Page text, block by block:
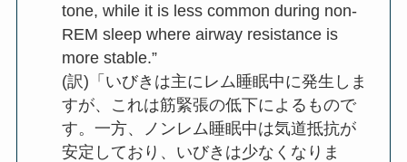
tone, while it is less common during non-
REM sleep where airway resistance is
more stable.”
(訳)「いびきは主にレム睡眠中に発生しま
すが、これは筋緊張の低下によるもので
す。一方、ノンレム睡眠中は気道抵抗が
安定しており、いびきは少なくなりま